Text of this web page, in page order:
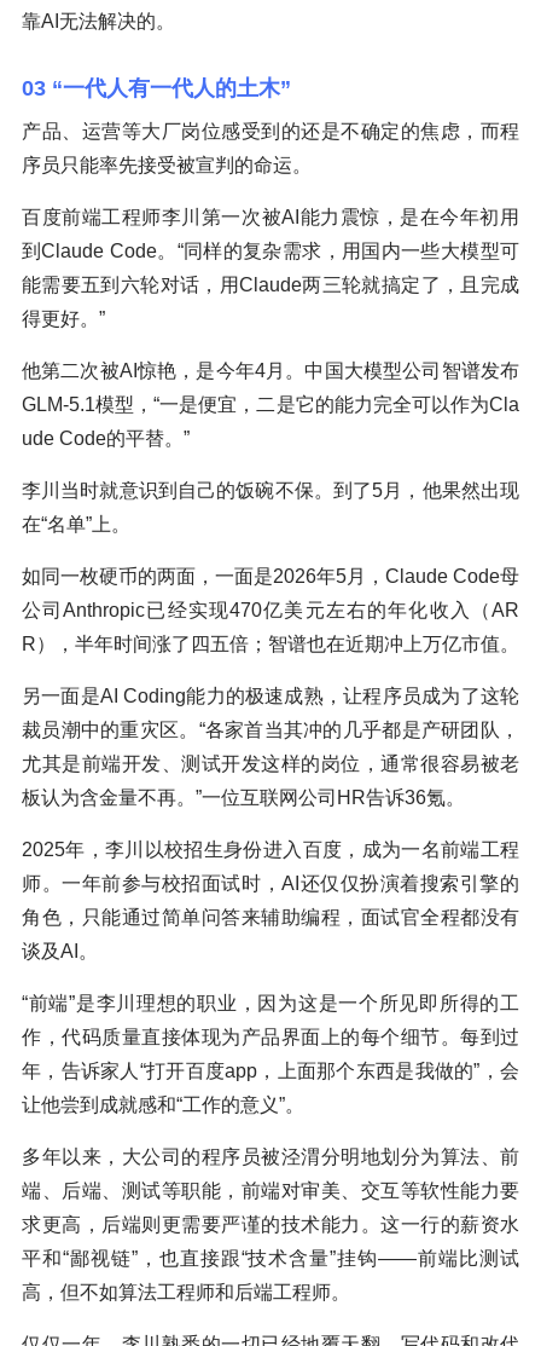
靠AI无法解决的。
03 “一代人有一代人的土木”
产品、运营等大厂岗位感受到的还是不确定的焦虑，而程
序员只能率先接受被宣判的命运。
百度前端工程师李川第一次被AI能力震惊，是在今年初用
到Claude Code。“同样的复杂需求，用国内一些大模型可
能需要五到六轮对话，用Claude两三轮就搞定了，且完成
得更好。”
他第二次被AI惊艳，是今年4月。中国大模型公司智谱发布
GLM-5.1模型，“一是便宜，二是它的能力完全可以作为Cla
ude Code的平替。”
李川当时就意识到自己的饭碗不保。到了5月，他果然出现
在“名单”上。
如同一枚硬币的两面，一面是2026年5月，Claude Code母
公司Anthropic已经实现470亿美元左右的年化收入（AR
R），半年时间涨了四五倍；智谱也在近期冲上万亿市值。
另一面是AI Coding能力的极速成熟，让程序员成为了这轮
裁员潮中的重灾区。“各家首当其冲的几乎都是产研团队，
尤其是前端开发、测试开发这样的岗位，通常很容易被老
板认为含金量不再。”一位互联网公司HR告诉36氪。
2025年，李川以校招生身份进入百度，成为一名前端工程
师。一年前参与校招面试时，AI还仅仅扮演着搜索引擎的
角色，只能通过简单问答来辅助编程，面试官全程都没有
谈及AI。
“前端”是李川理想的职业，因为这是一个所见即所得的工
作，代码质量直接体现为产品界面上的每个细节。每到过
年，告诉家人“打开百度app，上面那个东西是我做的”，会
让他尝到成就感和“工作的意义”。
多年以来，大公司的程序员被泾渭分明地划分为算法、前
端、后端、测试等职能，前端对审美、交互等软性能力要
求更高，后端则更需要严谨的技术能力。这一行的薪资水
平和“鄙视链”，也直接跟“技术含量”挂钩——前端比测试
高，但不如算法工程师和后端工程师。